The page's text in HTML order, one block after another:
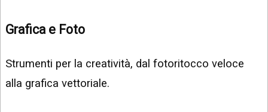
Grafica e Foto
Strumenti per la creatività, dal fotoritocco veloce
alla grafica vettoriale.